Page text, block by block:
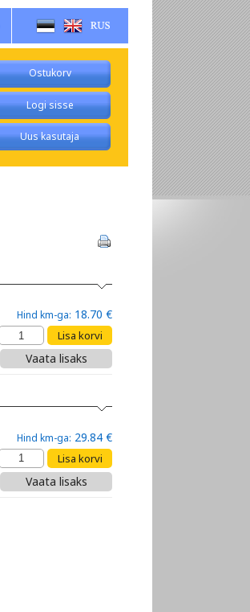
Ostukorv
Logi sisse
Uus kasutaja
Hind km-ga: 18.70 €
Vaata lisaks
Hind km-ga: 29.84 €
Vaata lisaks